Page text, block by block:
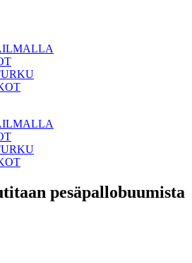
pesäpallobuumista